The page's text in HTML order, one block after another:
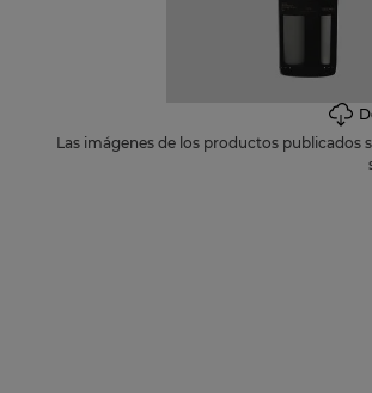
Las imágenes de los productos publicados